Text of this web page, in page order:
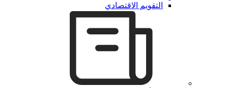
التقويم الاقتصادي